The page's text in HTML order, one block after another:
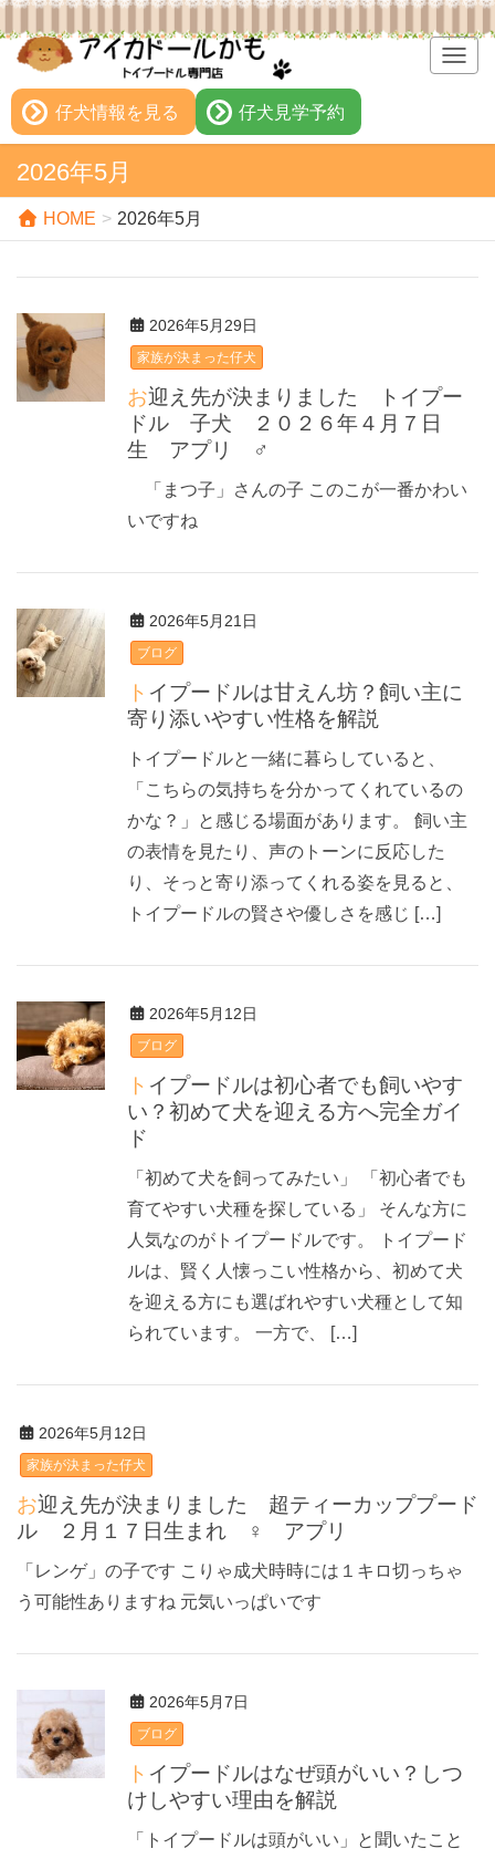
T
i
o
仔犬情報を見る 仔犬見学予約
2026年5月
HOME 2026年5月
2026年5月29日
家族が決まった仔犬
お迎え先が決まりました トイプー
ドル 子犬 ２０２６年４月７日
生 アプリ ♂
「まつ子」さんの子 このこが一番かわい
いですね
2026年5月21日
ブログ
トイプードルは甘えん坊？飼い主に
寄り添いやすい性格を解説
トイプードルと一緒に暮らしていると、
「こちらの気持ちを分かってくれているの
かな？」と感じる場面があります。 飼い主
の表情を見たり、声のトーンに反応した
り、そっと寄り添ってくれる姿を見ると、
トイプードルの賢さや優しさを感じ […]
2026年5月12日
ブログ
トイプードルは初心者でも飼いやす
い？初めて犬を迎える方へ完全ガイ
ド
「初めて犬を飼ってみたい」 「初心者でも
育てやすい犬種を探している」 そんな方に
人気なのがトイプードルです。 トイプード
ルは、賢く人懐っこい性格から、初めて犬
を迎える方にも選ばれやすい犬種として知
られています。 一方で、 […]
2026年5月12日
家族が決まった仔犬
お迎え先が決まりました 超ティーカッププード
ル ２月１７日生まれ ♀ アプリ
「レンゲ」の子です こりゃ成犬時時には１キロ切っちゃ
う可能性ありますね 元気いっぱいです
2026年5月7日
ブログ
トイプードルはなぜ頭がいい？しつ
けしやすい理由を解説
「トイプードルは頭がいい」と聞いたこと